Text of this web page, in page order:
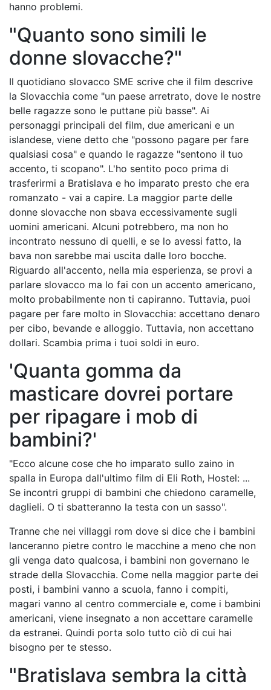
hanno problemi.
"Quanto sono simili le
donne slovacche?"
Il quotidiano slovacco SME scrive che il film descrive
la Slovacchia come "un paese arretrato, dove le nostre
belle ragazze sono le puttane più basse". Ai
personaggi principali del film, due americani e un
islandese, viene detto che "possono pagare per fare
qualsiasi cosa" e quando le ragazze "sentono il tuo
accento, ti scopano". L'ho sentito poco prima di
trasferirmi a Bratislava e ho imparato presto che era
romanzato - vai a capire. La maggior parte delle
donne slovacche non sbava eccessivamente sugli
uomini americani. Alcuni potrebbero, ma non ho
incontrato nessuno di quelli, e se lo avessi fatto, la
bava non sarebbe mai uscita dalle loro bocche.
Riguardo all'accento, nella mia esperienza, se provi a
parlare slovacco ma lo fai con un accento americano,
molto probabilmente non ti capiranno. Tuttavia, puoi
pagare per fare molto in Slovacchia: accettano denaro
per cibo, bevande e alloggio. Tuttavia, non accettano
dollari. Scambia prima i tuoi soldi in euro.
'Quanta gomma da
masticare dovrei portare
per ripagare i mob di
bambini?'
"Ecco alcune cose che ho imparato sullo zaino in
spalla in Europa dall'ultimo film di Eli Roth, Hostel: ...
Se incontri gruppi di bambini che chiedono caramelle,
daglieli. O ti sbatteranno la testa con un sasso".
Tranne che nei villaggi rom dove si dice che i bambini
lanceranno pietre contro le macchine a meno che non
gli venga dato qualcosa, i bambini non governano le
strade della Slovacchia. Come nella maggior parte dei
posti, i bambini vanno a scuola, fanno i compiti,
magari vanno al centro commerciale e, come i bambini
americani, viene insegnato a non accettare caramelle
da estranei. Quindi porta solo tutto ciò di cui hai
bisogno per te stesso.
"Bratislava sembra la città